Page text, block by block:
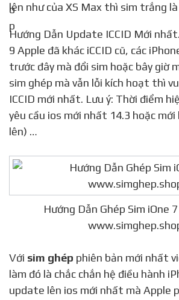
lên như của XS Max thì sim trắng
Hướng Dẫn Update ICCID Mới nhất. Ngày 16 tháng
9 Apple đã khác iCCID cũ, các
trước đây mà đổi sim hoặc bây giờ
sim ghép mà vẫn lỗi kích hoạt thì
ICCID mới nhất. Lưu ý: Thời điểm
yêu cầu ios mới nhất 14.3 hoặc mới
lên) …
Hướng Dẫn Ghép Sim iOne
Với sim ghép phiên bản mới nhất
làm đó là chắc chắn hệ điều hành
update lên ios mới nhất mà Apple